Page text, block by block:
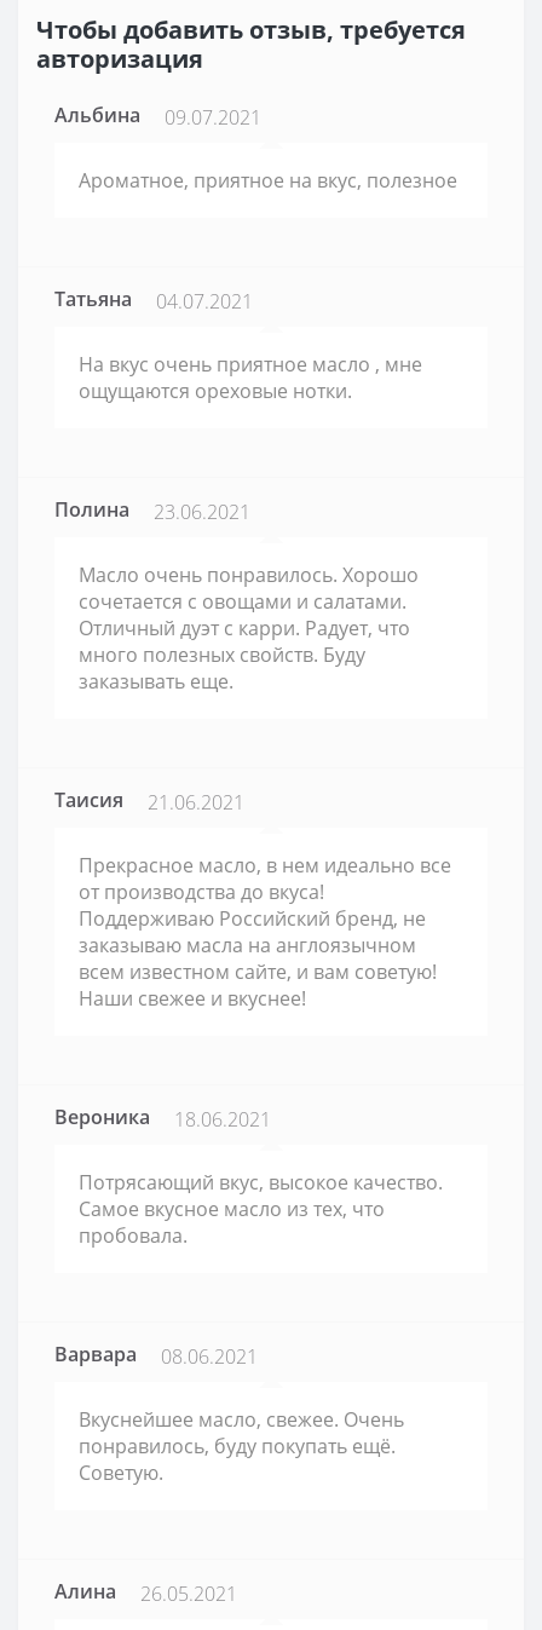
Чтобы добавить отзыв, требуется
авторизация
Альбина 09.07.2021
Ароматное, приятное на вкус, полезное
Татьяна 04.07.2021
На вкус очень приятное масло , мне
ощущаются ореховые нотки.
Полина 23.06.2021
Масло очень понравилось. Хорошо
сочетается с овощами и салатами.
Отличный дуэт с карри. Радует, что
много полезных свойств. Буду
заказывать еще.
Таисия 21.06.2021
Прекрасное масло, в нем идеально все
от производства до вкуса!
Поддерживаю Российский бренд, не
заказываю масла на англоязычном
всем известном сайте, и вам советую!
Наши свежее и вкуснее!
Вероника 18.06.2021
Потрясающий вкус, высокое качество.
Самое вкусное масло из тех, что
пробовала.
Варвара 08.06.2021
Вкуснейшее масло, свежее. Очень
понравилось, буду покупать ещё.
Советую.
Алина 26.05.2021